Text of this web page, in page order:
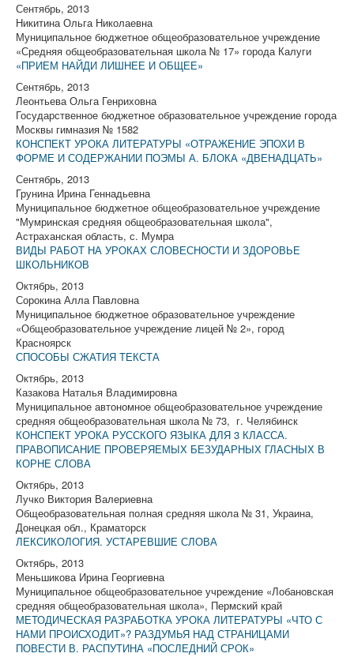
Сентябрь, 2013
Никитина Ольга Николаевна
Муниципальное бюджетное общеобразовательное учреждение
«Средняя общеобразовательная школа № 17» города Калуги
«ПРИЕМ НАЙДИ ЛИШНЕЕ И ОБЩЕЕ»
Сентябрь, 2013
Леонтьева Ольга Генриховна
Государственное бюджетное образовательное учреждение города
Москвы гимназия № 1582
КОНСПЕКТ УРОКА ЛИТЕРАТУРЫ «ОТРАЖЕНИЕ ЭПОХИ В
ФОРМЕ И СОДЕРЖАНИИ ПОЭМЫ А. БЛОКА «ДВЕНАДЦАТЬ»
Сентябрь, 2013
Грунина Ирина Геннадьевна
Муниципальное бюджетное общеобразовательное учреждение
"Мумринская средняя общеобразовательная школа",
Астраханская область, с. Мумра
ВИДЫ РАБОТ НА УРОКАХ СЛОВЕСНОСТИ И ЗДОРОВЬЕ
ШКОЛЬНИКОВ
Октябрь, 2013
Сорокина Алла Павловна
Муниципальное бюджетное образовательное учреждение
«Общеобразовательное учреждение лицей № 2», город
Красноярск
СПОСОБЫ СЖАТИЯ ТЕКСТА
Октябрь, 2013
Казакова Наталья Владимировна
Муниципальное автономное общеобразовательное учреждение
средняя общеобразовательная школа № 73, г. Челябинск
КОНСПЕКТ УРОКА РУССКОГО ЯЗЫКА ДЛЯ 3 КЛАССА.
ПРАВОПИСАНИЕ ПРОВЕРЯЕМЫХ БЕЗУДАРНЫХ ГЛАСНЫХ В
КОРНЕ СЛОВА
Октябрь, 2013
Лучко Виктория Валериевна
Общеобразовательная полная средняя школа № 31, Украина,
Донецкая обл., Краматорск
ЛЕКСИКОЛОГИЯ. УСТАРЕВШИЕ СЛОВА
Октябрь, 2013
Меньшикова Ирина Георгиевна
Муниципальное общеобразовательное учреждение «Лобановская
средняя общеобразовательная школа», Пермский край
МЕТОДИЧЕСКАЯ РАЗРАБОТКА УРОКА ЛИТЕРАТУРЫ «ЧТО С
НАМИ ПРОИСХОДИТ»? РАЗДУМЬЯ НАД СТРАНИЦАМИ
ПОВЕСТИ В. РАСПУТИНА «ПОСЛЕДНИЙ СРОК»